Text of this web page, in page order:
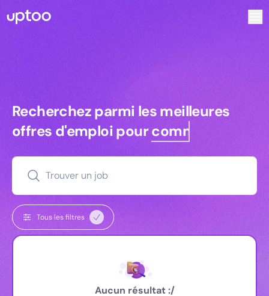
Recherchez parmi les meilleures
Recherchez parmi les meilleures
offres d'emploi pourcommerciaux
Trouver un job
Tous les filtres
Aucun résultat :/